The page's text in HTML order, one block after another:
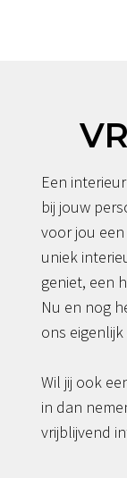
Een
bij jouw
voor jou
uniek
geniet, een
Nu en nog
ons
Wil jij ook
in dan
vrijblijvend